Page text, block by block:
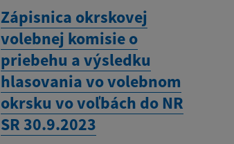
Zápisnica okrskovej
volebnej komisie o
priebehu a výsledku
hlasovania vo volebnom
okrsku vo voľbách do NR
SR 30.9.2023